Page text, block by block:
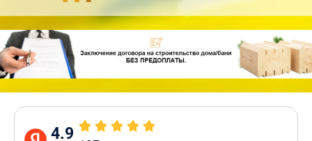
4.9